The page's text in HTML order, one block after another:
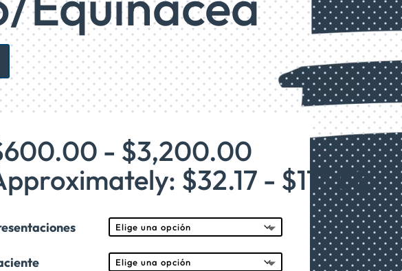
600.00 - $3,200.00Rango
de
precios:
desde
$600.00
hasta
$3,200.00
$32.17 - $171.58